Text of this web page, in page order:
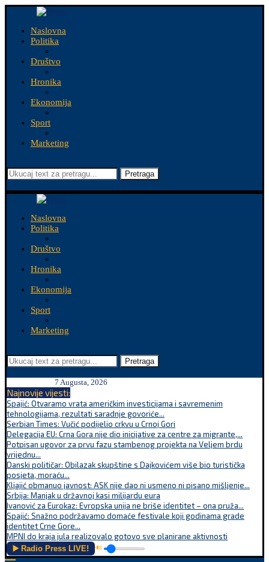
Naslovna
Politika
Društvo
Hronika
Ekonomija
Sport
Marketing
Pretraga
Naslovna
Politika
Društvo
Hronika
Ekonomija
Sport
Marketing
Pretraga
7 Augusta, 2026
Najnovije vijesti:
Spajić: Otvaramo vrata američkim investicijama i savremenim
tehnologijama, rezultati saradnje govoriće...
Serbian Times: Vučić podijelio crkvu u Crnoj Gori
Delegacija EU: Crna Gora nije dio inicijative za centre za migrante,...
Potpisan ugovor za prvu fazu stambenog projekta na Veljem brdu
vrijednu...
Danski političar: Obilazak skupštine s Dajkovićem više bio turistička
posjeta, moraću...
Kljajić obmanuo javnost: ASK nije dao ni usmeno ni pisano mišljenje...
Srbija: Manjak u državnoj kasi milijardu eura
Ivanović za Eurokaz: Evropska unija ne briše identitet – ona pruža...
Spajić: Snažno podržavamo domaće festivale koji godinama grade
identitet Crne Gore...
MPNI do kraja jula realizovalo gotovo sve planirane aktivnosti
▶️ Radio Press LIVE! 🔊